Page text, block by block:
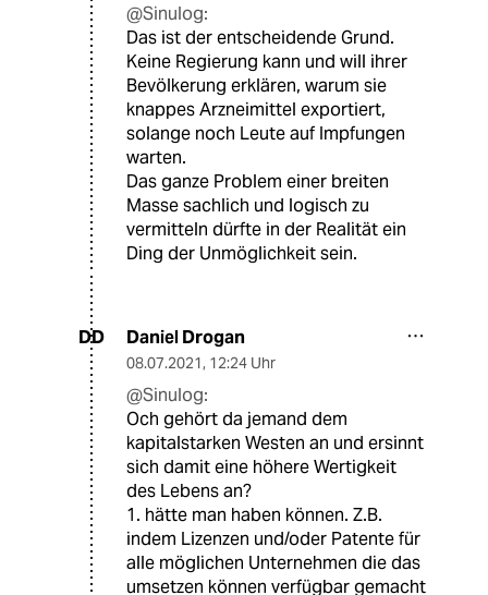
@Sinulog:
Das ist der entscheidende Grund.
Keine Regierung kann und will ihrer
Bevölkerung erklären, warum sie
knappes Arzneimittel exportiert,
solange noch Leute auf Impfungen
warten.
Das ganze Problem einer breiten
Masse sachlich und logisch zu
vermitteln dürfte in der Realität ein
Ding der Unmöglichkeit sein.
DD Daniel Drogan
08.07.2021, 12:24 Uhr
@Sinulog:
Och gehört da jemand dem
kapitalstarken Westen an und ersinnt
sich damit eine höhere Wertigkeit
des Lebens an?
1. hätte man haben können. Z.B.
indem Lizenzen und/oder Patente für
alle möglichen Unternehmen die das
umsetzen können verfügbar gemacht